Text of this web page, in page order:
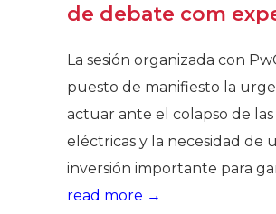
de debate com
La sesión organizada con
puesto de manifiesto la
actuar ante el colapso de
eléctricas y la necesidad de
inversión importante para
read more →